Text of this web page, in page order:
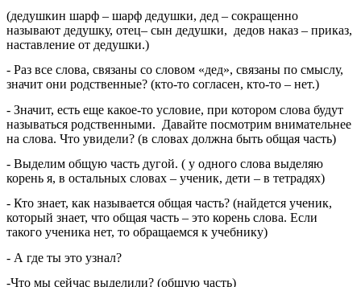
(дедушкин шарф – шарф дедушки, дед – сокращенно
называют дедушку, отец– сын дедушки, дедов наказ – приказ,
наставление от дедушки.)
- Раз все слова, связаны со словом «дед», связаны по смыслу,
значит они родственные? (кто-то согласен, кто-то – нет.)
- Значит, есть еще какое-то условие, при котором слова будут
называться родственными. Давайте посмотрим внимательнее
на слова. Что увидели? (в словах должна быть общая часть)
- Выделим общую часть дугой. ( у одного слова выделяю
корень я, в остальных словах – ученик, дети – в тетрадях)
- Кто знает, как называется общая часть? (найдется ученик,
который знает, что общая часть – это корень слова. Если
такого ученика нет, то обращаемся к учебнику)
- А где ты это узнал?
-Что мы сейчас выделили? (общую часть)